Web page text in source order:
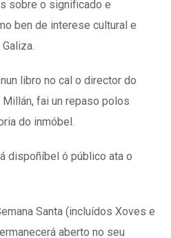
sobre o significado e
ben de interese cultural e
libro no cal o director do
fai un repaso polos
do inmóbel.
dispoñíbel ó público ata o
Santa (incluídos Xoves e
aberto no seu